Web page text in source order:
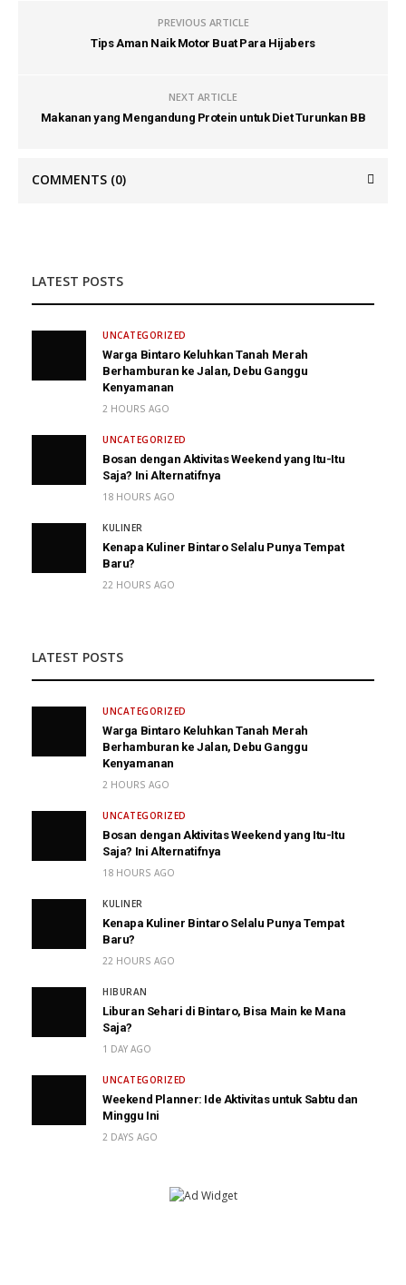
PREVIOUS ARTICLE
Tips Aman Naik Motor Buat Para Hijabers
NEXT ARTICLE
Makanan yang Mengandung Protein untuk Diet Turunkan BB
COMMENTS (0)
LATEST POSTS
UNCATEGORIZED
Warga Bintaro Keluhkan Tanah Merah
Berhamburan ke Jalan, Debu Ganggu
Kenyamanan
2 HOURS AGO
UNCATEGORIZED
Bosan dengan Aktivitas Weekend yang Itu-Itu
Saja? Ini Alternatifnya
18 HOURS AGO
KULINER
Kenapa Kuliner Bintaro Selalu Punya Tempat
Baru?
22 HOURS AGO
LATEST POSTS
UNCATEGORIZED
Warga Bintaro Keluhkan Tanah Merah
Berhamburan ke Jalan, Debu Ganggu
Kenyamanan
2 HOURS AGO
UNCATEGORIZED
Bosan dengan Aktivitas Weekend yang Itu-Itu
Saja? Ini Alternatifnya
18 HOURS AGO
KULINER
Kenapa Kuliner Bintaro Selalu Punya Tempat
Baru?
22 HOURS AGO
HIBURAN
Liburan Sehari di Bintaro, Bisa Main ke Mana
Saja?
1 DAY AGO
UNCATEGORIZED
Weekend Planner: Ide Aktivitas untuk Sabtu dan
Minggu Ini
2 DAYS AGO